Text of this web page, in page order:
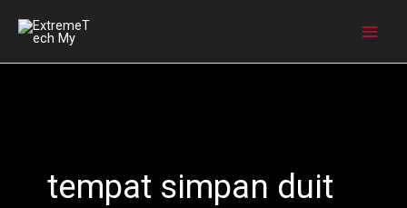
content
tempat simpan duit